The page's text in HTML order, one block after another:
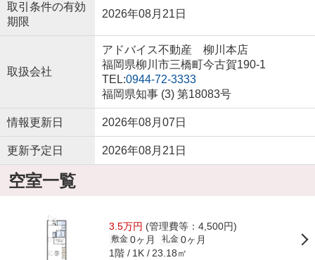
取引条件の有効
期限
2026年08月21日
取扱会社
アドバイス不動産 柳川本店
福岡県柳川市三橋町今古賀190-1
TEL:0944-72-3333
福岡県知事 (3) 第18083号
情報更新日 2026年08月07日
更新予定日 2026年08月21日
空室一覧
3.5万円 (管理費等：4,500円)
敷金 0ヶ月 礼金 0ヶ月
1階 1K 23.18㎡